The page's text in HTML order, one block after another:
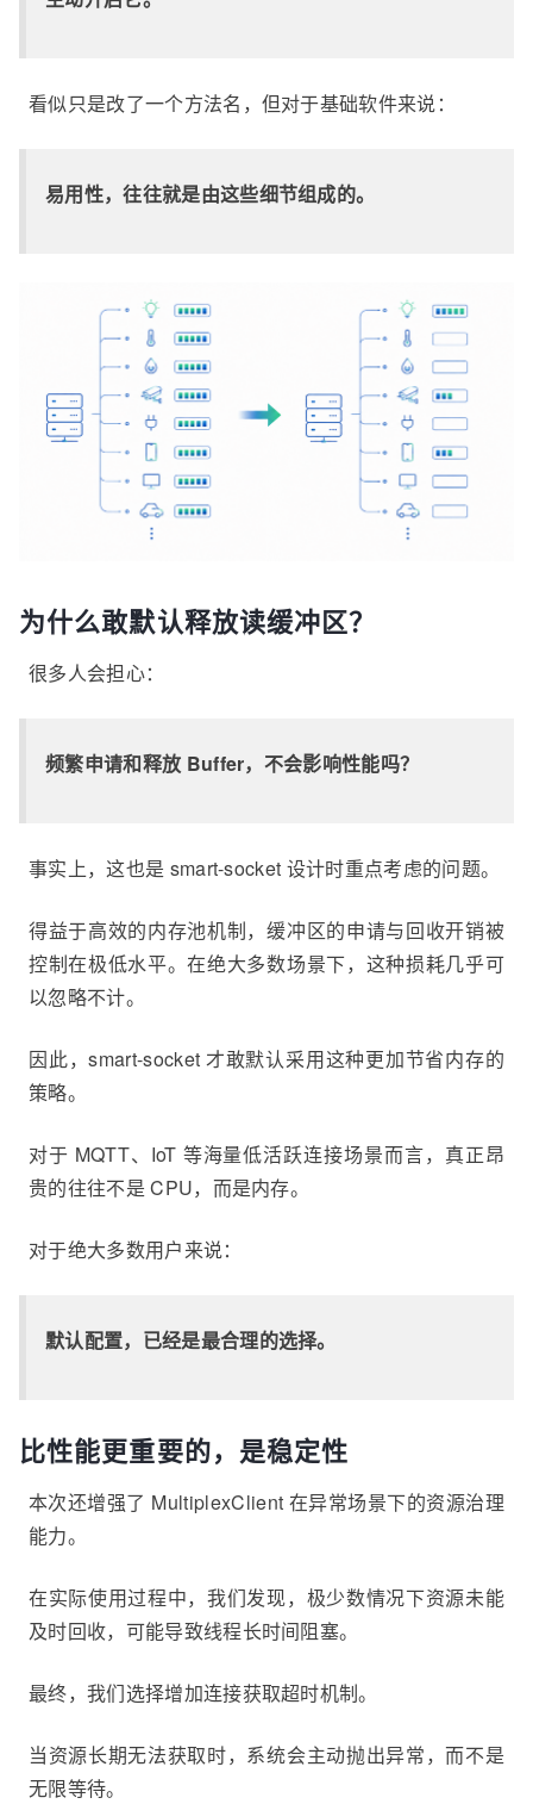
看似只是改了一个方法名，但对于基础软件来说：
易用性，往往就是由这些细节组成的。
为什么敢默认释放读缓冲区？
很多人会担心：
频繁申请和释放 Buffer，不会影响性能吗？
事实上，这也是 smart-socket 设计时重点考虑的问题。
得益于高效的内存池机制，缓冲区的申请与回收开销被
控制在极低水平。在绝大多数场景下，这种损耗几乎可
以忽略不计。
因此，smart-socket 才敢默认采用这种更加节省内存的
策略。
对于 MQTT、IoT 等海量低活跃连接场景而言，真正昂
贵的往往不是 CPU，而是内存。
对于绝大多数用户来说：
默认配置，已经是最合理的选择。
比性能更重要的，是稳定性
本次还增强了 MultiplexClient 在异常场景下的资源治理
能力。
在实际使用过程中，我们发现，极少数情况下资源未能
及时回收，可能导致线程长时间阻塞。
最终，我们选择增加连接获取超时机制。
当资源长期无法获取时，系统会主动抛出异常，而不是
无限等待。